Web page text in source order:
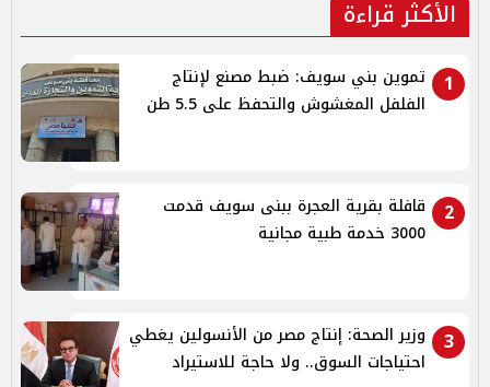
الأكثر قراءة
1
تموين بني سويف: ضبط مصنع لإنتاج
الفلفل المغشوش والتحفظ على 5.5 طن
2
قافلة بقرية العجرة ببنى سويف قدمت
3000 خدمة طبية مجانية
3
وزير الصحة: إنتاج مصر من الأنسولين يغطي
احتياجات السوق.. ولا حاجة للاستيراد